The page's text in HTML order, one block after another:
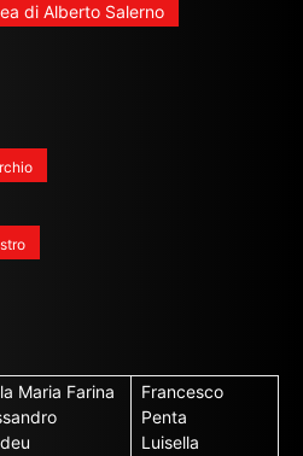
di Alberto Salerno
Maria Farina
Francesco
Penta
Luisella